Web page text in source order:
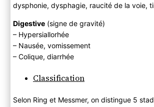
dysphonie, dysphagie, raucité de la voie,
Digestive(signe de gravité)
– Hypersiallorhée
– Nausée, vomissement
– Colique, diarrhée
Classification
Selon Ring et Messmer, on distingue 5